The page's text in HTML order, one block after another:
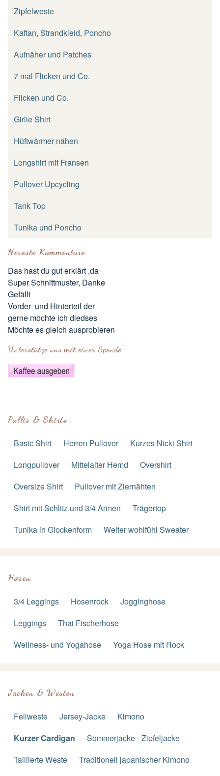
Zipfelweste
Kaftan, Strandkleid, Poncho
Aufnäher und Patches
7 mal Flicken und Co.
Flicken und Co.
Girlie Shirt
Hüftwärmer nähen
Longshirt mit Fransen
Pullover Upcycling
Tank Top
Tunika und Poncho
Neueste Kommentare
Das hast du gut erklärt ,da
Super Schnittmuster, Danke
Gefällt
Vorder- und Hinterteil der
gerne möchte ich diedses
Möchte es gleich ausprobieren
Unterstütze uns mit einer Spende
Pullis & Shirts
Basic Shirt Herren Pullover
Kurzes Nicki Shirt
Longpullover
Mittelalter Hemd
Overshirt
Oversize Shirt
Pullover mit Ziernähten
Shirt mit Schlitz und 3/4 Armen
Trägertop
Tunika in Glockenform
Weiter wohlfühl Sweater
Hosen
3/4 Leggings Hosenrock
Jogginghose
Leggings
Thai Fischerhose
Wellness- und Yogahose
Yoga Hose mit Rock
Jacken & Westen
Fellweste Jersey-Jacke
Kimono
Kurzer Cardigan
Sommerjacke - Zipfeljacke
Taillierte Weste
Traditionell japanischer Kimono